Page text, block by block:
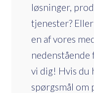
løsninger,
tjenester?
en af vores
vi dig! Hvis du
spørgsmål om